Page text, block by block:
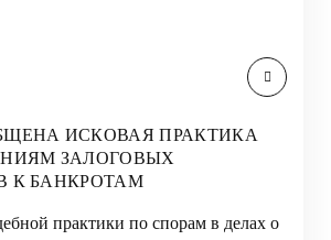
ИСКОВАЯ ПРАКТИКА
ЗАЛОГОВЫХ
К БАНКРОТАМ
практики по спорам в делах о